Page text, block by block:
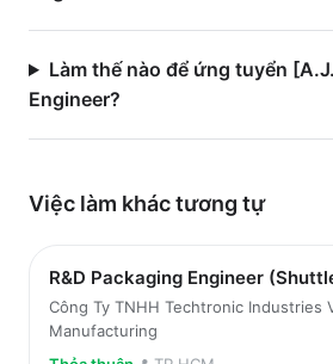
Làm thế nào để ứng tuyển
Engineer?
Việc làm kháctương tự
R&D Packaging Engineer
Công Ty TNHH Techtronic Industries
Manufacturing